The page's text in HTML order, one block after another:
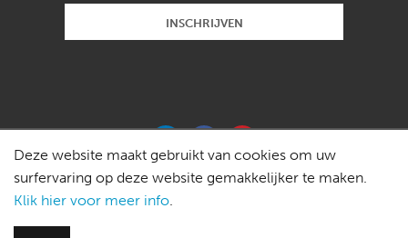
Deze website maakt gebruikt van cookies om uw
surfervaring op deze website gemakkelijker te maken.
Klik hier voor meer info.